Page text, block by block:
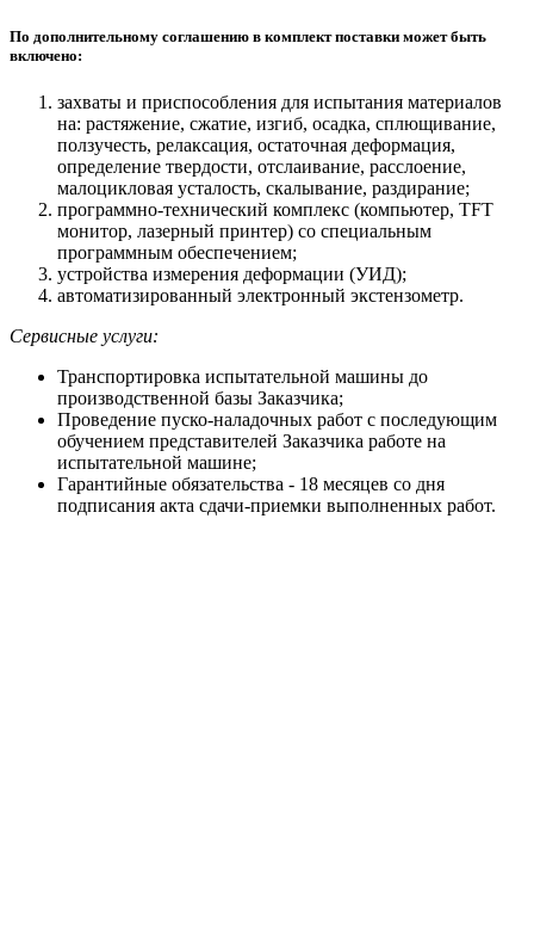
По дополнительному соглашению в комплект поставки может быть
включено:
захваты и приспособления для испытания материалов
на: растяжение, сжатие, изгиб, осадка, сплющивание,
ползучесть, релаксация, остаточная деформация,
определение твердости, отслаивание, расслоение,
малоцикловая усталость, скалывание, раздирание;
программно-технический комплекс (компьютер, TFT
монитор, лазерный принтер) со специальным
программным обеспечением;
устройства измерения деформации (УИД);
автоматизированный электронный экстензометр.
Сервисные услуги:
Транспортировка испытательной машины до
производственной базы Заказчика;
Проведение пуско-наладочных работ с последующим
обучением представителей Заказчика работе на
испытательной машине;
Гарантийные обязательства - 18 месяцев со дня
подписания акта сдачи-приемки выполненных работ.